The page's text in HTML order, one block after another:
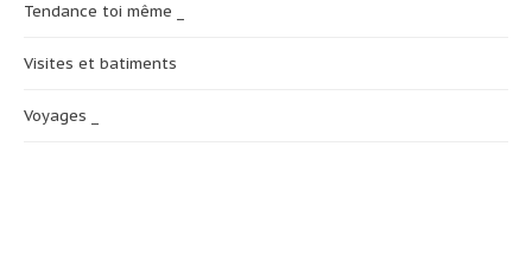
Tendance toi même _
Visites et batiments
Voyages _